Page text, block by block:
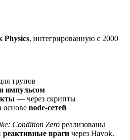
Physics, интегрированную с 2000
трупов
импульсом
— через скрипты
node-сетей
Condition Zero реализованы
реактивные враги через Havok.